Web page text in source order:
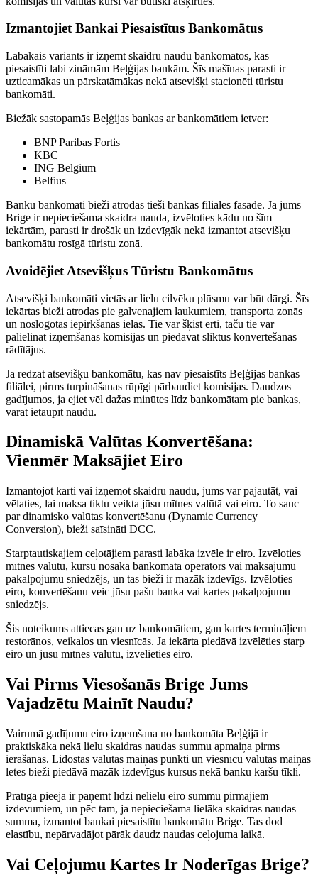
Izmantojiet Bankai Piesaistītus Bankomātus
Labākais variants ir izņemt skaidru naudu bankomātos, kas
piesaistīti labi zināmām Beļģijas bankām. Šīs mašīnas parasti ir
uzticamākas un pārskatāmākas nekā atsevišķi stacionēti tūristu
bankomāti.
Biežāk sastopamās Beļģijas bankas ar bankomātiem ietver:
BNP Paribas Fortis
KBC
ING Belgium
Belfius
Banku bankomāti bieži atrodas tieši bankas filiāles fasādē. Ja jums
Brige ir nepieciešama skaidra nauda, izvēloties kādu no šīm
iekārtām, parasti ir drošāk un izdevīgāk nekā izmantot atsevišķu
bankomātu rosīgā tūristu zonā.
Avoidējiet Atsevišķus Tūristu Bankomātus
Atsevišķi bankomāti vietās ar lielu cilvēku plūsmu var būt dārgi. Šīs
iekārtas bieži atrodas pie galvenajiem laukumiem, transporta zonās
un noslogotās iepirkšanās ielās. Tie var šķist ērti, taču tie var
palielināt izņemšanas komisijas un piedāvāt sliktus konvertēšanas
rādītājus.
Ja redzat atsevišķu bankomātu, kas nav piesaistīts Beļģijas bankas
filiālei, pirms turpināšanas rūpīgi pārbaudiet komisijas. Daudzos
gadījumos, ja ejiet vēl dažas minūtes līdz bankomātam pie bankas,
varat ietaupīt naudu.
Dinamiskā Valūtas Konvertēšana:
Vienmēr Maksājiet Eiro
Izmantojot karti vai izņemot skaidru naudu, jums var pajautāt, vai
vēlaties, lai maksa tiktu veikta jūsu mītnes valūtā vai eiro. To sauc
par dinamisko valūtas konvertēšanu (Dynamic Currency
Conversion), bieži saīsināti DCC.
Starptautiskajiem ceļotājiem parasti labāka izvēle ir eiro. Izvēloties
mītnes valūtu, kursu nosaka bankomāta operators vai maksājumu
pakalpojumu sniedzējs, un tas bieži ir mazāk izdevīgs. Izvēloties
eiro, konvertēšanu veic jūsu pašu banka vai kartes pakalpojumu
sniedzējs.
Šis noteikums attiecas gan uz bankomātiem, gan kartes termināļiem
restorānos, veikalos un viesnīcās. Ja iekārta piedāvā izvēlēties starp
eiro un jūsu mītnes valūtu, izvēlieties eiro.
Vai Pirms Viesošanās Brige Jums
Vajadzētu Mainīt Naudu?
Vairumā gadījumu eiro izņemšana no bankomāta Beļģijā ir
praktiskāka nekā lielu skaidras naudas summu apmaiņa pirms
ierašanās. Lidostas valūtas maiņas punkti un viesnīcu valūtas maiņas
letes bieži piedāvā mazāk izdevīgus kursus nekā banku karšu tīkli.
Prātīga pieeja ir paņemt līdzi nelielu eiro summu pirmajiem
izdevumiem, un pēc tam, ja nepieciešama lielāka skaidras naudas
summa, izmantot bankai piesaistītu bankomātu Brige. Tas dod
elastību, nepārvadājot pārāk daudz naudas ceļojuma laikā.
Vai Ceļojumu Kartes Ir Noderīgas Brige?